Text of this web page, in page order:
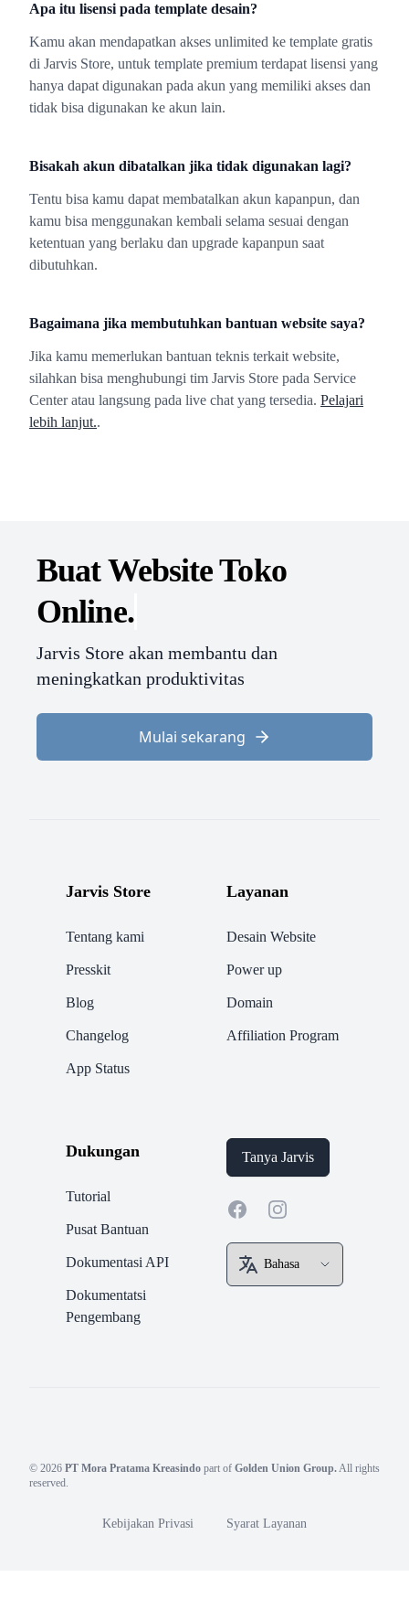
Apa itu lisensi pada template desain?
Kamu akan mendapatkan akses unlimited ke template gratis
di Jarvis Store, untuk template premium terdapat lisensi yang
hanya dapat digunakan pada akun yang memiliki akses dan
tidak bisa digunakan ke akun lain.
Bisakah akun dibatalkan jika tidak digunakan lagi?
Tentu bisa kamu dapat membatalkan akun kapanpun, dan
kamu bisa menggunakan kembali selama sesuai dengan
ketentuan yang berlaku dan upgrade kapanpun saat
dibutuhkan.
Bagaimana jika membutuhkan bantuan website saya?
Jika kamu memerlukan bantuan teknis terkait website,
silahkan bisa menghubungi tim Jarvis Store pada Service
Center atau langsung pada live chat yang tersedia. Pelajari
lebih lanjut..
Buat WebsiteToko
Online.
Jarvis Store akan membantu dan
meningkatkan produktivitas
Mulai sekarang
Jarvis Store
Tentang kami
Presskit
Blog
Changelog
App Status
Layanan
Desain Website
Power up
Domain
Affiliation Program
Dukungan
Tutorial
Pusat Bantuan
Dokumentasi API
Dokumentatsi
Pengembang
Tanya Jarvis
FacebookInstagram
© 2026 PT Mora Pratama Kreasindo part of Golden Union Group.All rights
reserved.
Kebijakan Privasi Syarat Layanan